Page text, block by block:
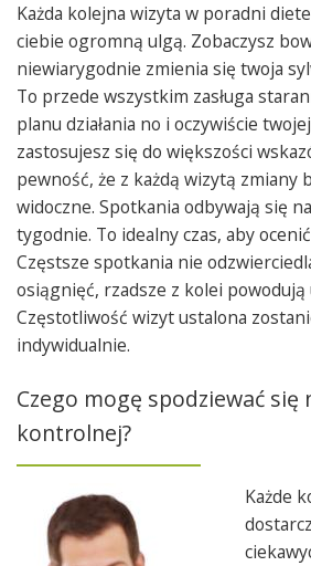
Każda kolejna wizyta w poradni
ciebie ogromną ulgą. Zobaczysz
niewiarygodnie zmienia się twoja
To przede wszystkim zasługa
planu działania no i oczywiście
zastosujesz się do większości
pewność, że z każdą wizytą zmiany
widoczne. Spotkania odbywają się
tygodnie. To idealny czas, aby
Częstsze spotkania nie
osiągnięć, rzadsze z kolei
Częstotliwość wizyt ustalona
indywidualnie.
Czego mogę spodziewać się
kontrolnej?
Każde